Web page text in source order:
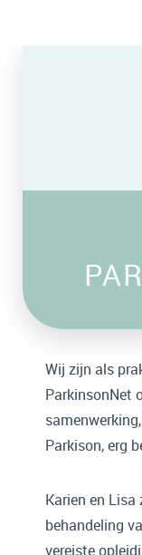
Wij zijn als
ParkinsonNet
Parkison, erg
Karien en
behandeling
vereiste